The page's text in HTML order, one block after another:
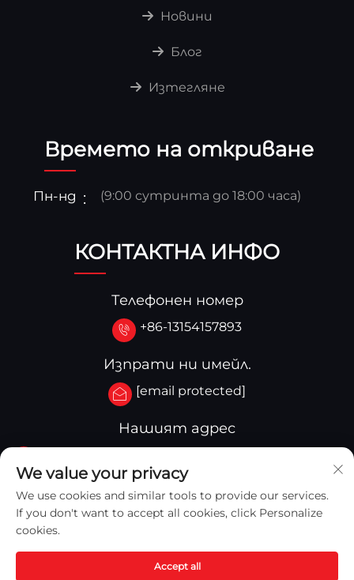
Новини
Блог
Изтегляне
Времето на откриване
Пн-нд (9:00 сутринта до 18:00 часа)
КОНТАКТНА ИНФО
Телефонен номер
+86-13154157893
Изпрати ни имейл.
[email protected]
Нашият адрес
Qinghua Street,Yingkou Zone Yingkou,China
We value your privacy
We use cookies and similar tools to provide our services.
If you don't want to accept all cookies, click Personalize
cookies.
Accept all